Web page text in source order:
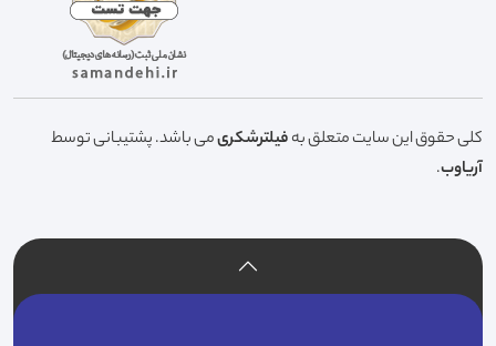
کلی حقوق این سایت متعلق بهفیلترشکریمی باشد. پشتیبانی توسط
آریاوب.